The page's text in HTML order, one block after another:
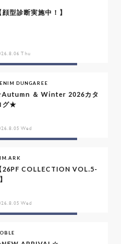
顔型診断実施中！】
Thu
DUNGAREE
＆ Winter 2026カタ
グ★
Wed
26PF COLLECTION VOL.5-
Wed